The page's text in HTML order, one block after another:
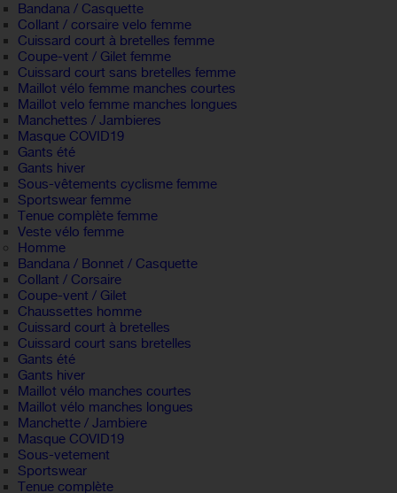
Bandana / Casquette
Collant / corsaire velo femme
Cuissard court à bretelles femme
Coupe-vent / Gilet femme
Cuissard court sans bretelles femme
Maillot vélo femme manches courtes
Maillot velo femme manches longues
Manchettes / Jambieres
Masque COVID19
Gants été
Gants hiver
Sous-vêtements cyclisme femme
Sportswear femme
Tenue complète femme
Veste vélo femme
Homme
Bandana / Bonnet / Casquette
Collant / Corsaire
Coupe-vent / Gilet
Chaussettes homme
Cuissard court à bretelles
Cuissard court sans bretelles
Gants été
Gants hiver
Maillot vélo manches courtes
Maillot vélo manches longues
Manchette / Jambiere
Masque COVID19
Sous-vetement
Sportswear
Tenue complète